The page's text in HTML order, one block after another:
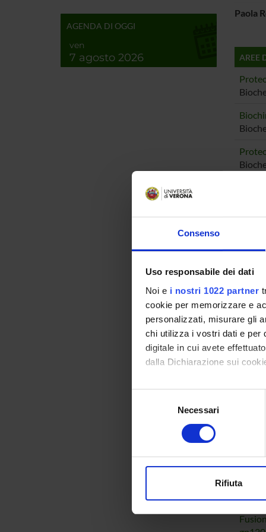
Consenso
Uso responsabile dei dati
Noi e i nostri 1022 partner
cookie per memorizzare e
personalizzati, misurare gli
chi utilizza i vostri dati e per
digitale in cui avete
dalla Dichiarazione sui
Con il tuo consenso,
raccogliere
digitali).
modificare o ritirare il tuo
di analisi dei dati web,
Necessari
Rifiuta
AGENDA DI OGGI
ven
7 agosto 2026
Paola
AREE